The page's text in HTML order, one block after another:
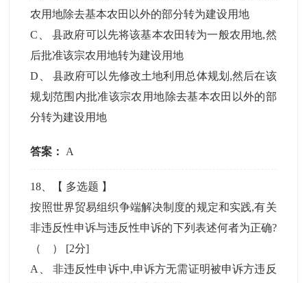
农用地除去基本农田以外的部分转为建设用地
C
县政府可以先将该基本农田转为一般农用地,然
后批准该宗农用地转为建设用地
D
县政府可以先修改土地利用总体规划,然后在该
规划范围内批准该宗农用地除去基本农田以外的部
分转为建设用地
答案： A
18 、【 多选题 】
按照世界贸易组织争端解决制度的规定和实践,有关
非违反性申诉与违反性申诉的下列表述何者为正确?
（ ） [2分]
A
非违反性申诉中,申诉方无需证明被申诉方违反